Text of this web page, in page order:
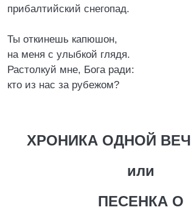
прибалтийский снегопад.
Ты откинешь капюшон,
на меня с улыбкой глядя.
Растолкуй мне, Бога ради:
кто из нас за рубежом?
ХРОНИКА ОДНОЙ
или
ПЕСЕНКА О